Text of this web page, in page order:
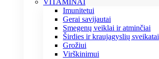
VITAMINAI
Imunitetui
Gerai savijautai
Smegenų veiklai ir atminčiai
Širdies ir kraujagyslių sveikatai
Grožiui
Virškinimui